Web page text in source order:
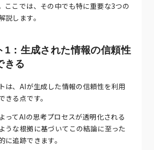
ここでは、その中でも特に重要な3つの
説します。
1：生成された情報の信頼性
きる
は、AIが生成した情報の信頼性を利用
きる点です。
ってAIの思考プロセスが透明化される
うな根拠に基づいてこの結論に至った
に追跡できます。